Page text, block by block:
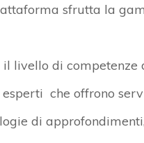
sfrutta la
livello di competenze
che offrono
di